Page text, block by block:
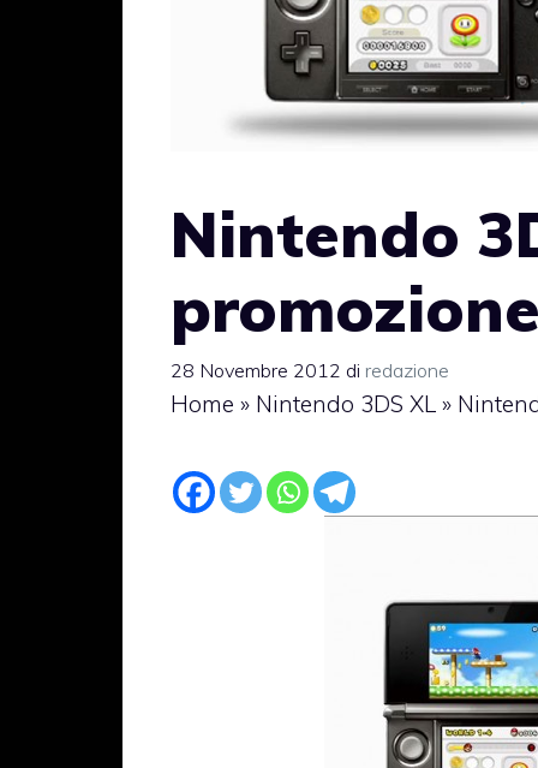
Nintendo
28 Novembre 2012 di redazione
Home » Nintendo 3DS XL »